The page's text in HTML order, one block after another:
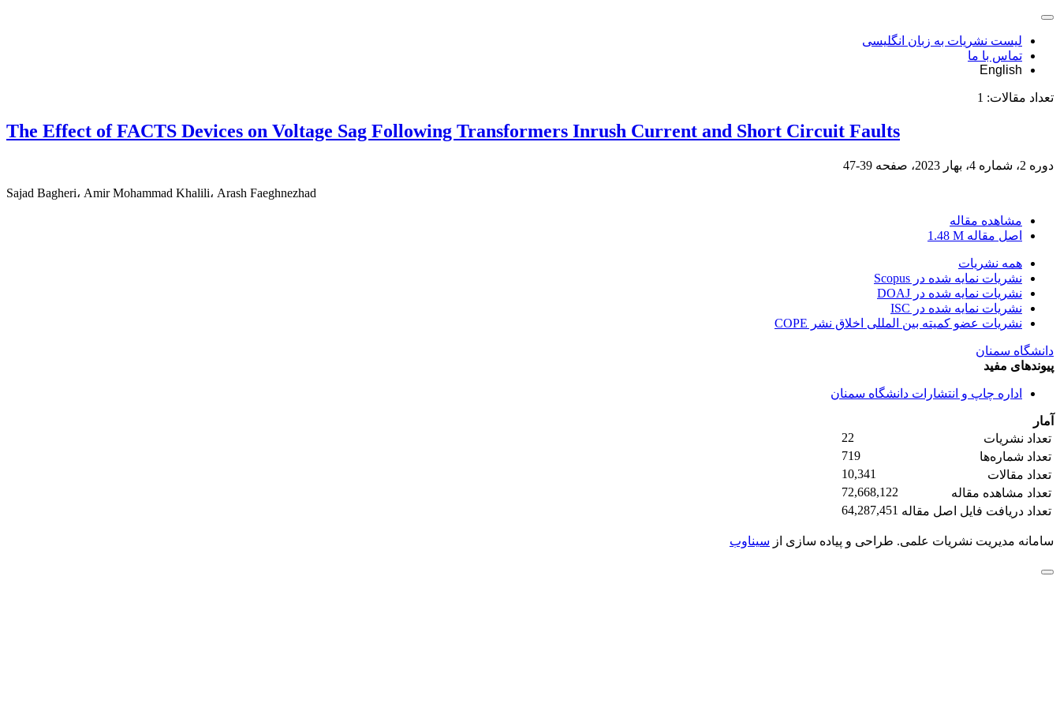
لیست نشریات به زبان انگلیسی
تماس با ما
English
تعداد مقالات: 1
The Effect of FACTS Devices on Voltage Sag Following Transformers Inrush Current and Short Circuit Faults
دوره 2، شماره 4، بهار 2023، صفحه 39-47
Sajad Bagheri، Amir Mohammad Khalili، Arash Faeghnezhad
مشاهده مقاله
اصل مقاله 1.48 M
همه نشریات
نشریات نمایه شده در Scopus
نشریات نمایه شده در DOAJ
نشریات نمایه شده در ISC
نشریات عضو کمیته بین المللی اخلاق نشر COPE
دانشگاه سمنان
پیوندهای مفید
اداره چاپ و انتشارات دانشگاه سمنان
آمار
تعداد نشریات
22
تعداد شماره‌ها
719
تعداد مقالات
10,341
تعداد مشاهده مقاله
72,668,122
تعداد دریافت فایل اصل مقاله 64,287,451
سامانه مدیریت نشریات علمی. طراحی و پیاده سازی از سیناوب